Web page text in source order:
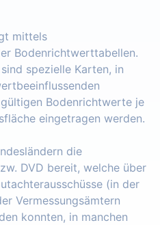
mittels
Bodenrichtwerttabellen.
spezielle Karten, in
Bodenrichtwerte je
eingetragen werden.
die
DVD bereit, welche über
(in der
Vermessungsämtern
konnten, in manchen